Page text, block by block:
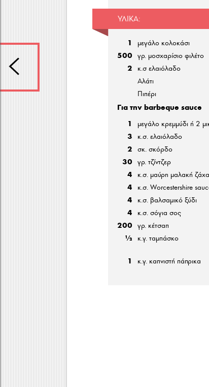
ΥΛΙΚΆ:
1 μεγάλο κολοκάσι
500 γρ. μοσχαρίσιο φιλέτο
2
κ.σ ελαιόλαδο
Αλάτι
Πιπέρι
Για την barbeque sauce
1
μεγάλο κρεμμύδι ή 2
3 κ.σ. ελαιόλαδο
2 σκ. σκόρδο
30 γρ. τζίντζερ
4 κ.σ. μαύρη μαλακή
4 κ.σ. Worcestershire
4 κ.σ. βαλσαμικό ξύδι
4 κ.σ. σόγια σος
200 γρ. κέτσαπ
½ κ.γ. ταμπάσκο
1 κ.γ. καπνιστή πάπρικα